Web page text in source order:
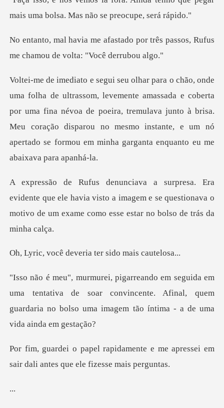
mais uma bolsa.
o por três passos, Rufus
me cham
ada e coberta
por uma fina névoa de poeira, tremulava junto à brisa.
Meu coração disparou no mesm
que ele havia visto a imagem e se questionava o
motivo de
everia ter sido m
entativa de soar convincente. Afinal, quem
guardaria no bol
te e me apressei em
sair dali ante
.